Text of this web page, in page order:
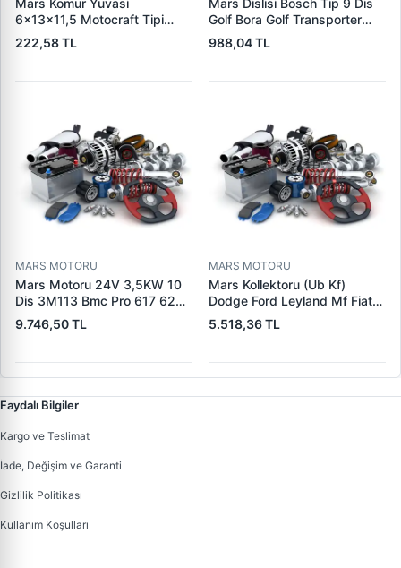
Mars Komur Yuvasi
6×13×11,5 Motocraft Tipi
Ford Ranger Focus Fiesta
Connect (FO0731
5L8Z11000AC) | PARS PRS-
222,58 TL
Mars Dislisi Bosch Tip 9 Dis
Golf Bora Golf Transporter
Seat Skoda (15713) | ZEN
1480 | OEM 1011480
988,04 TL
MARS MOTORU
Mars Motoru 24V 3,5KW 10
Dis 3M113 Bmc Pro 617 620
(619 240 36 619 240 46
Yerine) | LUCAS 619 241 46
9.746,50 TL
MARS MOTORU
Mars Kollektoru (Ub Kf)
Dodge Ford Leyland Mf Fiat
Trans | MAKO 72313941 |
OEM 72313941
5.518,36 TL
Faydalı Bilgiler
Kargo ve Teslimat
İade, Değişim ve Garanti
Gizlilik Politikası
Kullanım Koşulları